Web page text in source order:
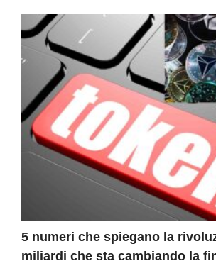
5 numeri che spiegano la
miliardi che sta cambiando la